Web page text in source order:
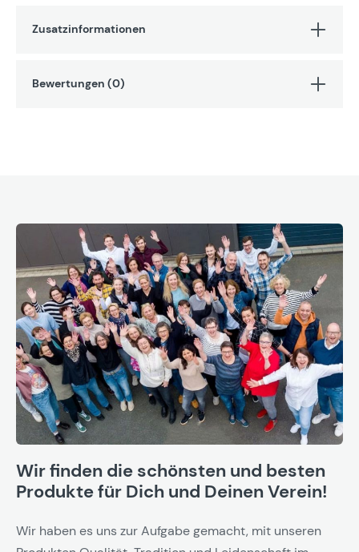
Zusatzinformationen
Bewertungen (0)
Wir finden die schönsten und besten
Produkte für Dich und Deinen Verein!
Wir haben es uns zur Aufgabe gemacht, mit unseren